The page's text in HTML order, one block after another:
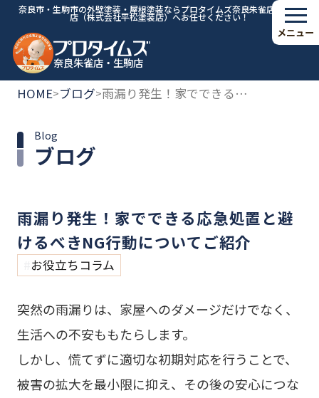
奈良市・生駒市の外壁塗装・屋根塗装ならプロタイムズ奈良朱雀店・生駒
店（株式会社平松塗装店）へお任せください！
奈良朱雀店・生駒店
メニュー
HOME>ブログ> 雨漏り発生！家でできる応急処置と避けるべきNG行動についてご紹介
ブログ
Blog
雨漏り発生！家でできる応急処置と避
けるべきNG行動についてご紹介
お役立ちコラム
突然の雨漏りは、家屋へのダメージだけでなく、
生活への不安ももたらします。
しかし、慌てずに適切な初期対応を行うことで、
被害の拡大を最小限に抑え、その後の安心につな